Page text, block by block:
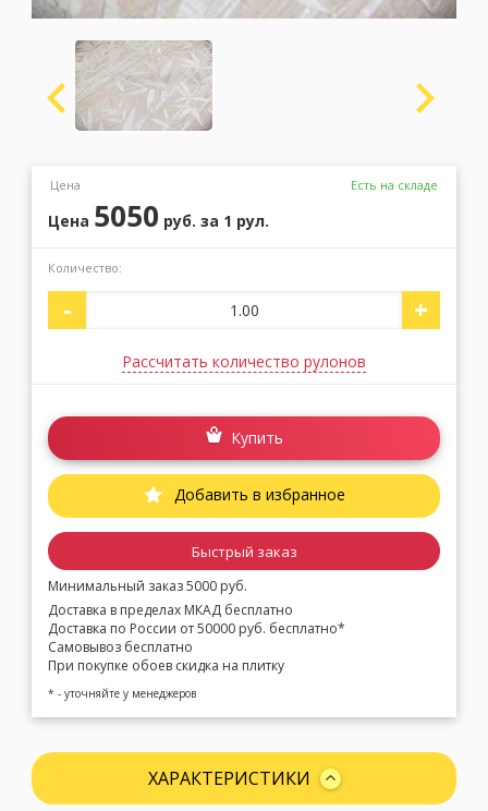
Москва (сменить город)
Заказать обратный звонок
Цена Есть на складе
Цена 5050 руб. за 1 рул.
Количество:
- +
Рассчитать количество рулонов
Купить
Добавить в избранное
Быстрый заказ
Минимальный заказ 5000 руб.
Доставка в пределах МКАД бесплатно
Доставка по России от 50000 руб. бесплатно*
Самовывоз бесплатно
При покупке обоев скидка на плитку
* - уточняйте у менеджеров
ХАРАКТЕРИСТИКИ